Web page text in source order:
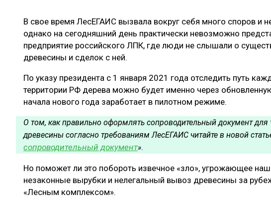
ЛОГИСТИКА
ПРОИЗВОДСТВО ДРЕВЕСНЫХ ПЛИТ
ЦБП
МЕБЕЛЬНОЕ
ЭКСПЕРТНОЕ МНЕНИЕ
В свое время ЛесЕГАИС вызвала вокруг себя много споров и
однако на сегодняшний день практически невозможно
предприятие российского ЛПК, где люди не слышали о
древесины и сделок с ней.
По указу президента с 1 января 2021 года отследить путь
территории РФ дерева можно будет именно через
начала нового года заработает в пилотном режиме.
О том, как правильно оформлять сопроводительный документ для
древесины согласно требованиям ЛесЕГАИС читайте в новой
сопроводительный документ».
Но поможет ли это побороть извечное «зло», угрожающее
незаконные вырубки и нелегальный вывоз древесины за
«Лесным комплексом».